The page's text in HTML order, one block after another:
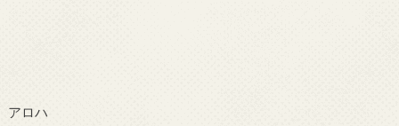
アロハ